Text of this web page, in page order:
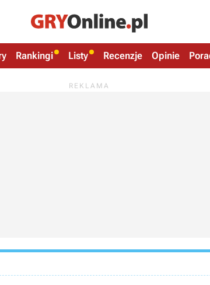
Rankingi Listy Recenzje Opinie